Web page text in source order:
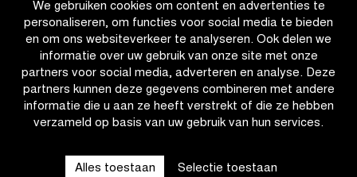
We gebruiken cookies om content en advertenties te
personaliseren, om functies voor social media te bieden
en om ons websiteverkeer te analyseren. Ook delen we
informatie over uw gebruik van onze site met onze
partners voor social media, adverteren en analyse. Deze
partners kunnen deze gegevens combineren met andere
informatie die u aan ze heeft verstrekt of die ze hebben
verzameld op basis van uw gebruik van hun services.
Alles toestaan Selectie toestaan
de
start
OTHER RACES